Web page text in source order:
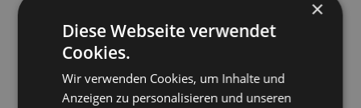
×
Diese Webseite verwendet
Cookies.
Wir verwenden Cookies, um Inhalte und
Anzeigen zu personalisieren und unseren